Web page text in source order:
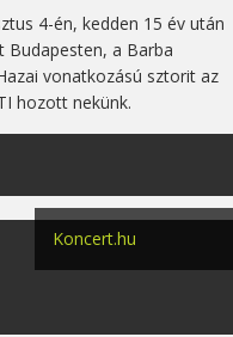
4-én, kedden 15 év után
Budapesten, a Barba
vonatkozású sztorit az
hozott nekünk.
Koncert.hu